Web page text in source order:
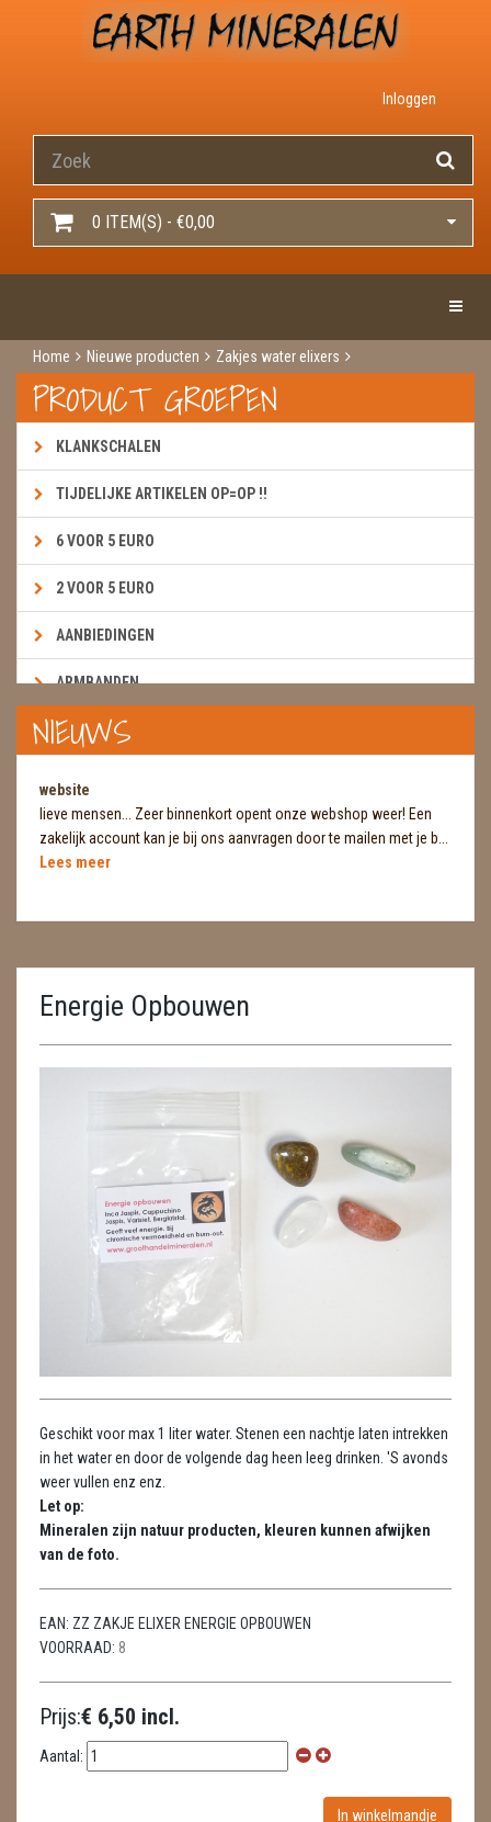
Inloggen
0 ITEM(S) - €0,00
Home Nieuwe producten
Zakjes water elixers
Energie opbouwen
PRODUCT GROEPEN
KLANKSCHALEN
TIJDELIJKE ARTIKELEN OP=OP !!
6 VOOR 5 EURO
2 VOOR 5 EURO
AANBIEDINGEN
ARMBANDEN
BOEKEN & KAARTEN E.A.R.T.H.
BROEKZAKSTENEN
CADEAUBONNEN
DIERTJES
DIVERSE
ENGELEN
GEODE 'S / STANDAARDS
GESLEPEN STENEN
HANGERS
HARTEN
HUISREINIGING
KAARSEN
MASSAGE
METEORIETEN
READING EN PERSOONLIJK ADVIES
SCHEDELS / SKULLS
SPECIALE STUKKEN
TELEFOON KOORDEN
NIEUWS
website
lieve mensen... Zeer binnenkort opent onze webshop weer! Een
zakelijk account kan je bij ons aanvragen door te mailen met je b...
Lees meer
Energie Opbouwen
Geschikt voor max 1 liter water. Stenen een nachtje laten intrekken
in het water en door de volgende dag heen leeg drinken. 'S avonds
weer vullen enz enz.
Let op:
Mineralen zijn natuur producten, kleuren kunnen afwijken
van de foto.
EAN: ZZ ZAKJE ELIXER ENERGIE OPBOUWEN
VOORRAAD: 8
Prijs:€ 6,50 incl.
Aantal: